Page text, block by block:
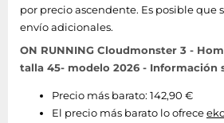
por precio ascendente. Es posible que
envío adicionales.
ON RUNNING Cloudmonster 3 -
talla 45- modelo 2026 - Información
Precio más barato: 142,90 €
El precio más barato lo ofrece